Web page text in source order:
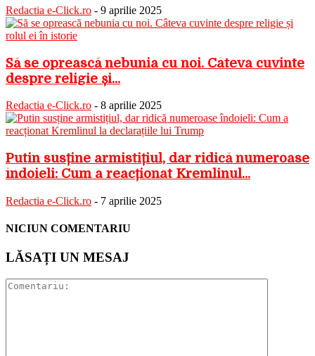
Redactia e-Click.ro - 9 aprilie 2025
Să se oprească nebunia cu noi. Câteva cuvinte
despre religie și...
Redactia e-Click.ro - 8 aprilie 2025
Putin susține armistițiul, dar ridică numeroase
îndoieli: Cum a reacționat Kremlinul...
Redactia e-Click.ro - 7 aprilie 2025
NICIUN COMENTARIU
LĂSAȚI UN MESAJ